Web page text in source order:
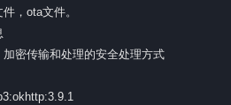
，ota文件。
密传输和处理的安全处理方式